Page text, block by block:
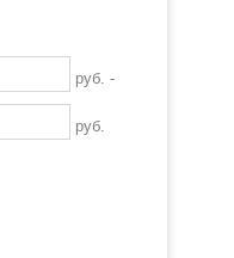
руб. -
руб.